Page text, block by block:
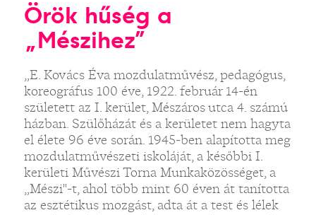
Örök hűség a
„Mészihez”
„E. Kovács Éva mozdulatművész, pedagógus,
koreográfus 100 éve, 1922. február 14-én
született az I. kerület, Mészáros utca 4. számú
házban. Szülőházát és a kerületet nem hagyta
el élete 96 éve során. 1945-ben alapította meg
mozdulatművészeti iskoláját, a későbbi I.
kerületi Művészi Torna Munkaközösséget, a
„Mészi"-t, ahol több mint 60 éven át tanította
az esztétikus mozgást, adta át a test és lélek